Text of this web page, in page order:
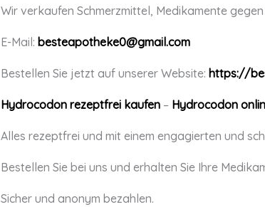
Wir verkaufen Schmerzmittel, Medikamente
E-Mail: besteapotheke0@gmail.com
Bestellen Sie jetzt auf unserer Website: https://
Hydrocodon rezeptfrei kaufen– Hydrocodon
Alles rezeptfrei und mit einem engagierten und
Bestellen Sie bei uns und erhalten Sie Ihre
Sicher und anonym bezahlen.